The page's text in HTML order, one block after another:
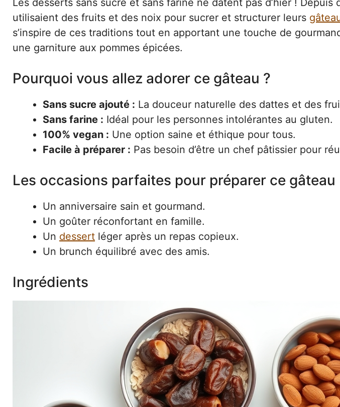
utilisaient des fruits et des noix pour sucrer et structurer leurs
s’inspire de ces traditions tout en apportant une touche de
une garniture aux pommes épicées.
Pourquoi vous allez adorer ce gâteau ?
Sans sucre ajouté : La douceur naturelle des dattes et des
Sans farine : Idéal pour les personnes intolérantes au gluten.
100% vegan : Une option saine et éthique pour tous.
Facile à préparer : Pas besoin d’être un chef pâtissier pour
Les occasions parfaites pour préparer ce gâteau
Un anniversaire sain et gourmand.
Un goûter réconfortant en famille.
Un dessert léger après un repas copieux.
Un brunch équilibré avec des amis.
Ingrédients